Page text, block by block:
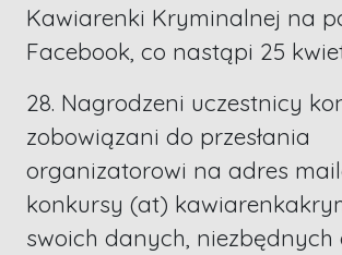
Kawiarenki Kryminalnej na
Facebook, co nastąpi 25
28. Nagrodzeni uczestnicy
zobowiązani do przesłania
organizatorowi na adres
konkursy (at)
swoich danych, niezbędnych